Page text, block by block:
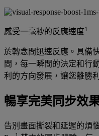
感受一毫秒的反應速度1
於轉念間迅速反應。具備
間，每一瞬間的決定和行
利的方向發展，讓您離勝
暢享完美同步效
告別畫面撕裂和延遲的煩